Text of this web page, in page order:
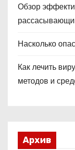
Обзор
Насколько
Как лечить
методов и
Архив